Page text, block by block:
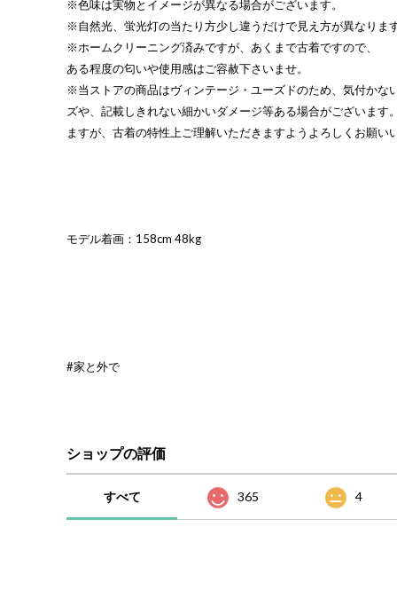
※色味は実物とイメージが異なる場合がございます。
※自然光、蛍光灯の当たり方少し違うだけで見え方が異なりま
※ホームクリーニング済みですが、あくまで古着ですので、
ある程度の匂いや使用感はご容赦下さいませ。
※当ストアの商品はヴィンテージ・ユーズドのため、気付かな
ズや、記載しきれない細かいダメージ等ある場合がございます
ますが、古着の特性上ご理解いただきますようよろしくお願い
モデル着画：158cm 48kg
#家と外で
ショップの評価
すべて 365 4